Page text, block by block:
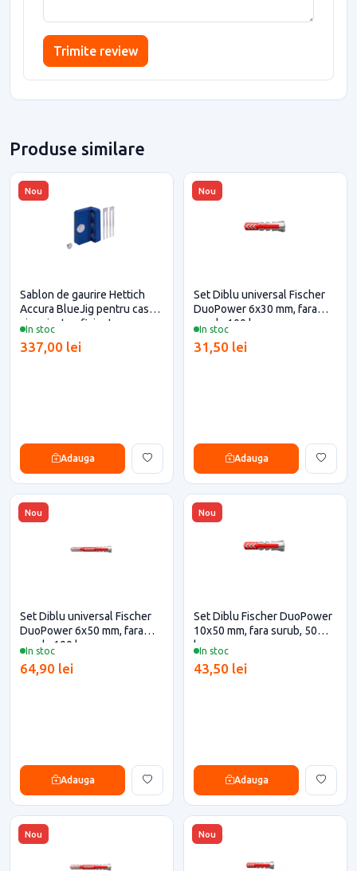
Trimite review
Produse similare
Nou
In stoc
Sablon de gaurire Hettich
Accura BlueJig pentru casa
si proiecte eficiente
337,00 lei
Adauga
Nou
In stoc
Set Diblu universal Fischer
DuoPower 6x30 mm, fara
surub, 100 buc
31,50 lei
Adauga
Nou
In stoc
Set Diblu universal Fischer
DuoPower 6x50 mm, fara
surub, 100 buc
64,90 lei
Adauga
Nou
In stoc
Set Diblu Fischer DuoPower
10x50 mm, fara surub, 50
buc
43,50 lei
Adauga
Nou Nou